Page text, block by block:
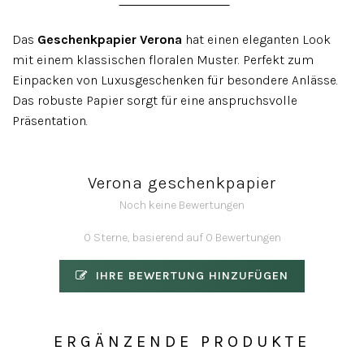
Das Geschenkpapier Verona hat einen eleganten Look
mit einem klassischen floralen Muster. Perfekt zum
Einpacken von Luxusgeschenken für besondere Anlässe.
Das robuste Papier sorgt für eine anspruchsvolle
Präsentation.
Verona geschenkpapier
Noch keine Bewertungen
0 Sterne, basierend auf 0 Bewertungen
IHRE BEWERTUNG HINZUFÜGEN
ERGÄNZENDE PRODUKTE